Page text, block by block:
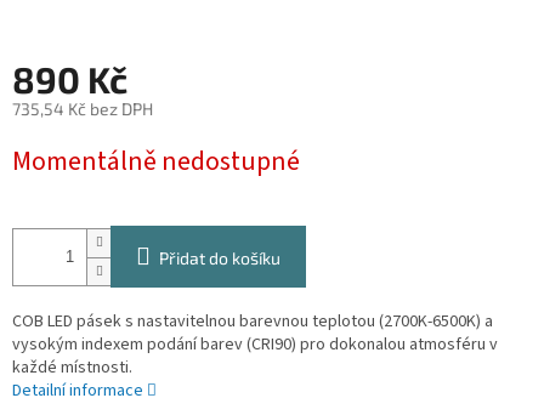
890 Kč
735,54 Kč bez DPH
cena:
Momentálně nedostupné
Přidat do košíku
COB LED pásek s nastavitelnou barevnou teplotou (2700K-6500K) a
vysokým indexem podání barev (CRI90) pro dokonalou atmosféru v
každé místnosti.
Detailní informace